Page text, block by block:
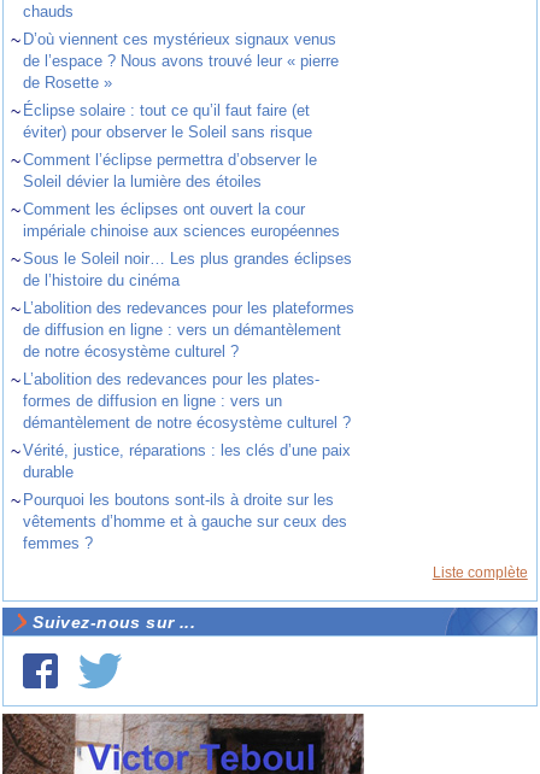
chauds
~ D’où viennent ces mystérieux signaux venus
de l’espace ? Nous avons trouvé leur « pierre
de Rosette »
~ Éclipse solaire : tout ce qu’il faut faire (et
éviter) pour observer le Soleil sans risque
~Comment l’éclipse permettra d’observer le
Soleil dévier la lumière des étoiles
~Comment les éclipses ont ouvert la cour
impériale chinoise aux sciences européennes
~Sous le Soleil noir… Les plus grandes éclipses
de l’histoire du cinéma
~ L’abolition des redevances pour les plateformes
de diffusion en ligne : vers un démantèlement
de notre écosystème culturel ?
~ L’abolition des redevances pour les plates-
formes de diffusion en ligne : vers un
démantèlement de notre écosystème culturel ?
~Vérité, justice, réparations : les clés d’une paix
durable
~ Pourquoi les boutons sont-ils à droite sur les
vêtements d’homme et à gauche sur ceux des
femmes ?
Liste complète
Suivez-nous sur ...